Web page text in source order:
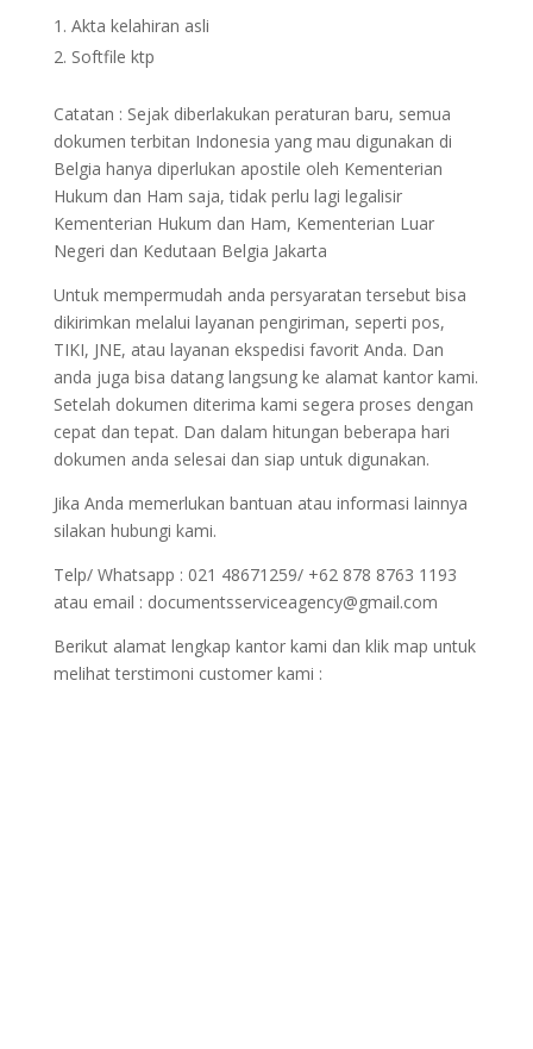
Akta kelahiran asli
Softfile ktp
Catatan : Sejak diberlakukan peraturan baru, semua
dokumen terbitan Indonesia yang mau digunakan di
Belgia hanya diperlukan apostile oleh Kementerian
Hukum dan Ham saja, tidak perlu lagi legalisir
Kementerian Hukum dan Ham, Kementerian Luar
Negeri dan Kedutaan Belgia Jakarta
Untuk mempermudah anda persyaratan tersebut bisa
dikirimkan melalui layanan pengiriman, seperti pos,
TIKI, JNE, atau layanan ekspedisi favorit Anda. Dan
anda juga bisa datang langsung ke alamat kantor kami.
Setelah dokumen diterima kami segera proses dengan
cepat dan tepat. Dan dalam hitungan beberapa hari
dokumen anda selesai dan siap untuk digunakan.
Jika Anda memerlukan bantuan atau informasi lainnya
silakan hubungi kami.
Telp/ Whatsapp : 021 48671259/ +62 878 8763 1193
atau email : documentsserviceagency@gmail.com
Berikut alamat lengkap kantor kami dan klik map untuk
melihat terstimoni customer kami :